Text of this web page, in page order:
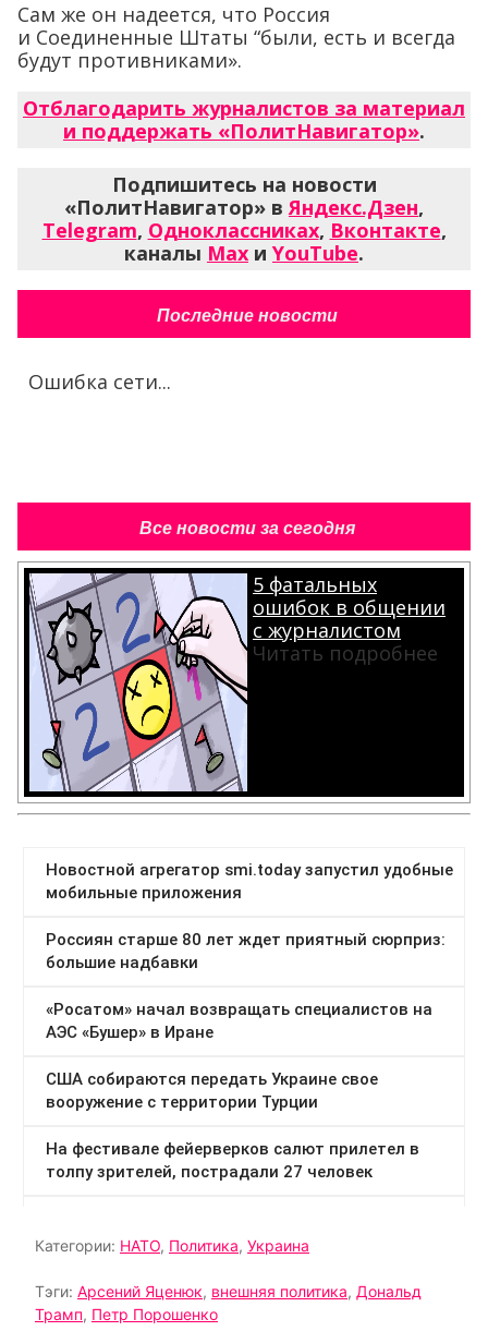
Сам же он надеется, что Россия
и Соединенные Штаты “были, есть и всегда
будут противниками».
Отблагодарить журналистов за материал
и поддержать «ПолитНавигатор».
Подпишитесь на новости
«ПолитНавигатор» вЯндекс.Дзен,
Telegram, Одноклассниках, Вконтакте,
каналы Max и YouTube.
Последние новости
Ошибка сети...
Все новости за сегодня
5 фатальных
ошибок в общении
с журналистом
Читать подробнее
Категории: НАТО, Политика, Украина
Тэги: Арсений Яценюк, внешняя политика, Дональд
Трамп, Петр Порошенко